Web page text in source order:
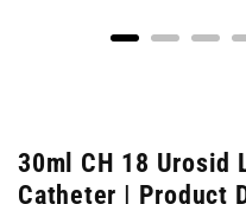
30ml CH 18 Urosid
Catheter | Product